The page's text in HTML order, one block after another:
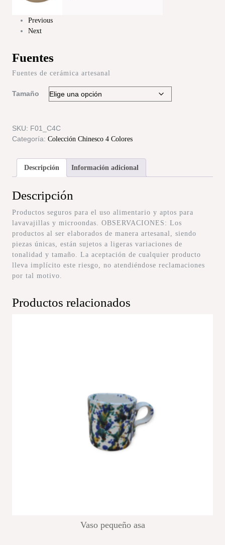
Previous
Next
Fuentes
Fuentes de cerámica artesanal
Tamaño
SKU: F01_C4C
Categoría: Colección Chinesco 4 Colores
Descripción Información adicional
Descripción
Productos seguros para el uso alimentario y aptos para
lavavajillas y microondas. OBSERVACIONES: Los
productos al ser elaborados de manera artesanal, siendo
piezas únicas, están sujetos a ligeras variaciones de
tonalidad y tamaño. La aceptación de cualquier producto
lleva implícito este riesgo, no atendiéndose reclamaciones
por tal motivo.
Productos relacionados
Vaso pequeño asa